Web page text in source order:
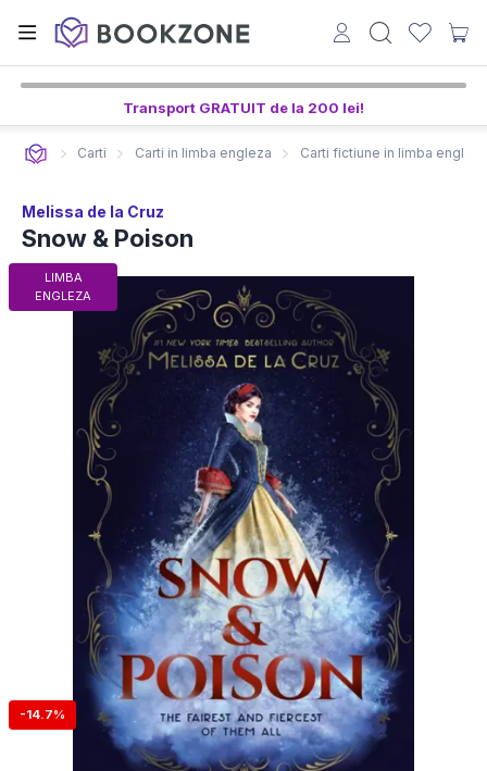
Transport GRATUIT de la 200 lei!
Carti Carti in limba engleza Carti fictiune in limba engleza
Melissa de la Cruz
Snow & Poison
LIMBA
ENGLEZA
-14.7%